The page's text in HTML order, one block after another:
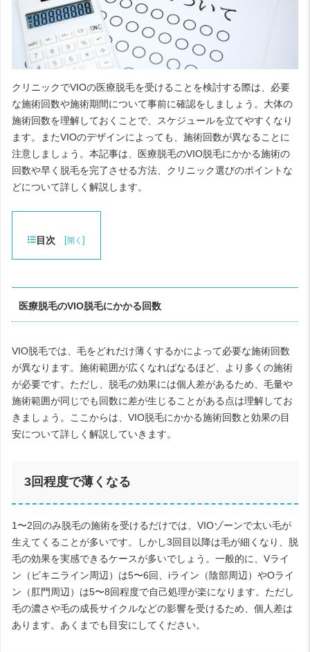
クリニックでVIOの医療脱毛を受けることを検討する際は、必要
な施術回数や施術期間について事前に確認をしましょう。大体の
施術回数を理解しておくことで、スケジュールを立てやすくなり
ます。またVIOのデザインによっても、施術回数が異なることに
注意しましょう。本記事は、医療脱毛のVIO脱毛にかかる施術の
回数や早く脱毛を完了させる方法、クリニック選びのポイントな
どについて詳しく解説します。
目次 [開く ]
医療脱毛のVIO脱毛にかかる回数
VIO脱毛では、毛をどれだけ薄くするかによって必要な施術回数
が異なります。施術範囲が広くなればなるほど、より多くの施術
が必要です。ただし、脱毛の効果には個人差があるため、毛量や
施術範囲が同じでも回数に差が生じることがある点は理解してお
きましょう。ここからは、VIO脱毛にかかる施術回数と効果の目
安について詳しく解説していきます。
3回程度で薄くなる
1〜2回のみ脱毛の施術を受けるだけでは、VIOゾーンで太い毛が
生えてくることが多いです。しかし3回目以降は毛が細くなり、脱
毛の効果を実感できるケースが多いでしょう。一般的に、Vライ
ン（ビキニライン周辺）は5〜6回、iライン（陰部周辺）やOライ
ン（肛門周辺）は5〜8回程度で自己処理が楽になります。ただし
毛の濃さや毛の成長サイクルなどの影響を受けるため、個人差は
あります。あくまでも目安にしてください。